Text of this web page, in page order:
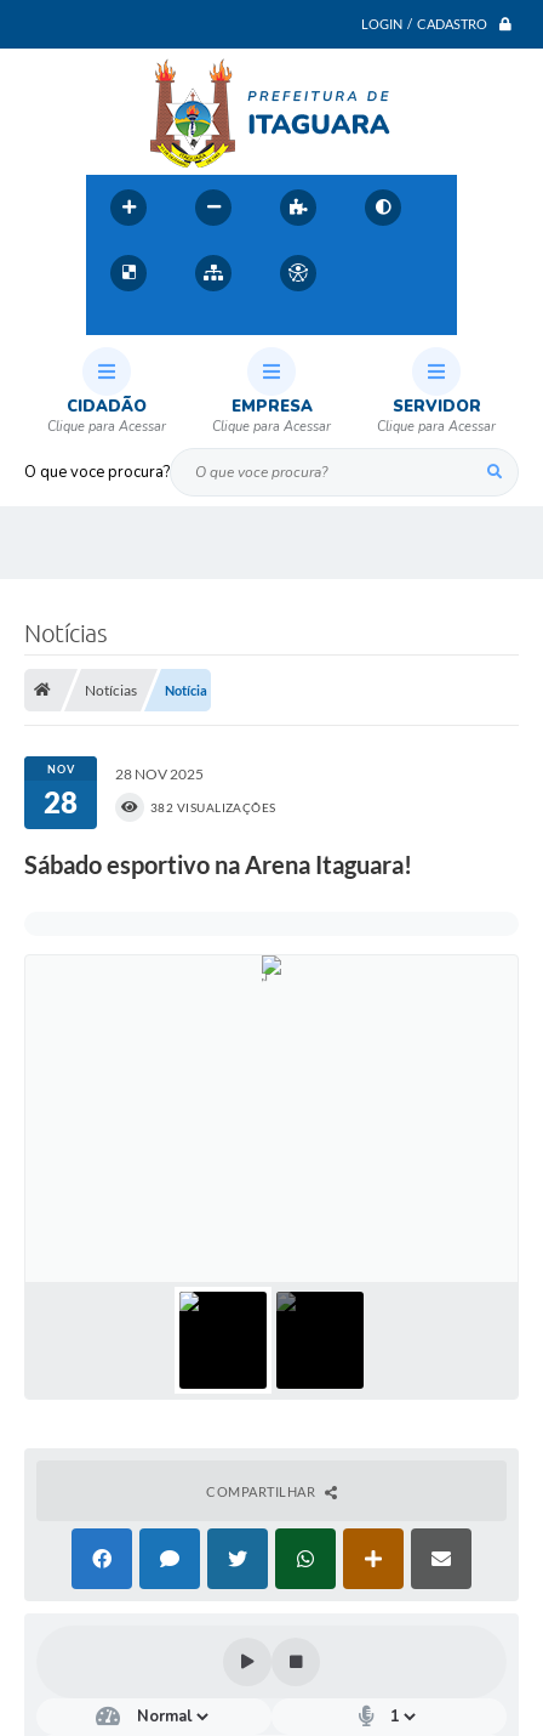
LOGIN / CADASTRO
O que voce procura?
CIDADÃO EMPRESA SERVIDOR
Notícias
Notícias Notícia
NOV
28
28 NOV 2025
382 VISUALIZAÇÕES
Sábado esportivo na Arena Itaguara!
COMPARTILHAR